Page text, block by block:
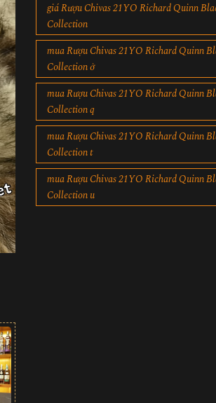
giá Rượu Chivas 21YO Richard Quinn
Collection
mua Rượu Chivas 21YO Richard Quinn
Collection ở
mua Rượu Chivas 21YO Richard Quinn
Collection q
mua Rượu Chivas 21YO Richard Quinn
Collection t
mua Rượu Chivas 21YO Richard Quinn
Collection u